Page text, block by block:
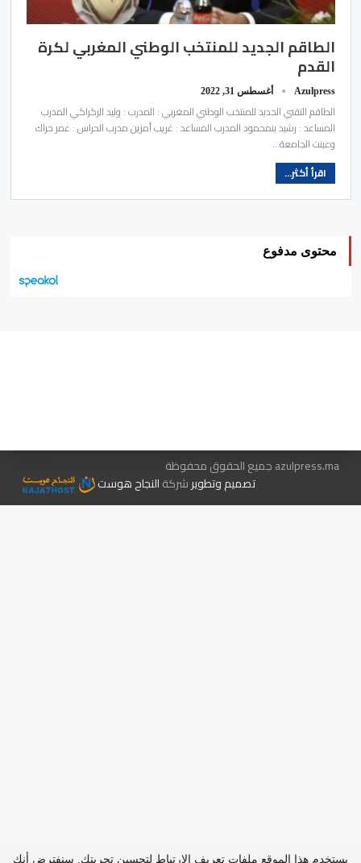
الطاقم الجديد للمنتخب الوطني المغربي لكرة
القدم
Azulpress أغسطس 31, 2022
الطاقم التقني الجديد للمنتخب الوطني المغربي : المدرب : وليد الركراكي المدرب
المساعد : رشيد بنمحمود المدرب المساعد : غريب أمزين مدرب الحراس : عمر حراك
وعينت الجامعة…
اقرأ أكثر...
محتوى مدفوع
azulpress.ma جميع الحقوق محفوظة
تصميم وتطويرشركةالنجاح هوست
يستخدم هذا الموقع ملفات تعريف الارتباط لتحسين تجربتك. سنفترض أنك